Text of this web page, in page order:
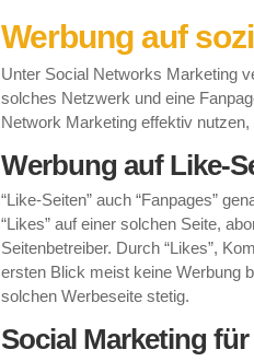
Werbung auf
Unter Social Networks Marketing
solches Netzwerk und eine
Network Marketing effektiv
Werbung auf Like-
“Like-Seiten” auch “Fanpages”
“Likes” auf einer solchen Seite,
Seitenbetreiber. Durch “Likes”,
ersten Blick meist keine Werbung
solchen Werbeseite stetig.
Social Marketing für